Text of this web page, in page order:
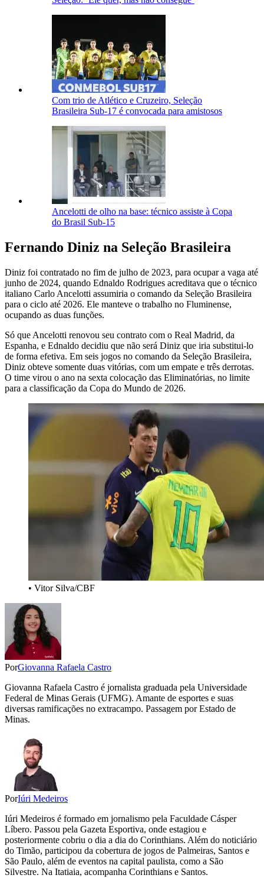
Com trio de Atlético e Cruzeiro, Seleção
Brasileira Sub-17 é convocada para amistosos
Ancelotti de olho na base: técnico assiste à Copa
do Brasil Sub-15
Fernando Diniz na Seleção Brasileira
Diniz foi contratado no fim de julho de 2023, para ocupar a vaga até
junho de 2024, quando Ednaldo Rodrigues acreditava que o técnico
italiano Carlo Ancelotti assumiria o comando da Seleção Brasileira
para o ciclo até 2026. Ele manteve o trabalho no Fluminense,
ocupando as duas funções.
Só que Ancelotti renovou seu contrato com o Real Madrid, da
Espanha, e Ednaldo decidiu que não será Diniz que iria substitui-lo
de forma efetiva. Em seis jogos no comando da Seleção Brasileira,
Diniz obteve somente duas vitórias, com um empate e três derrotas.
O time virou o ano na sexta colocação das Eliminatórias, no limite
para a classificação da Copa do Mundo de 2026.
• Vitor Silva/CBF
PorGiovanna Rafaela Castro
Giovanna Rafaela Castro é jornalista graduada pela Universidade
Federal de Minas Gerais (UFMG). Amante de esportes e suas
diversas ramificações no extracampo. Passagem por Estado de
Minas.
PorIúri Medeiros
Iúri Medeiros é formado em jornalismo pela Faculdade Cásper
Líbero. Passou pela Gazeta Esportiva, onde estagiou e
posteriormente cobriu o dia a dia do Corinthians. Além do noticiário
do Timão, participou da cobertura de jogos de Palmeiras, Santos e
São Paulo, além de eventos na capital paulista, como a São
Silvestre. Na Itatiaia, acompanha Corinthians e Santos.